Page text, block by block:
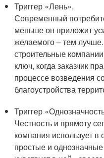
Триггер «Лень».
Современный
меньше он приложит
желаемого – тем
строительные
ключ, когда заказчик
процессе возведения
благоустройства
Триггер
Честность и прямоту
компания использует в
простые и